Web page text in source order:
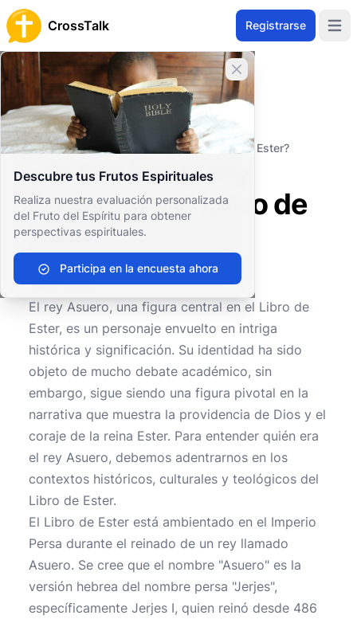
CrossTalk Registrarse
Cerrar banner
Descubre tus Frutos Espirituales
Realiza nuestra evaluación personalizada
del Fruto del Espíritu para obtener
perspectivas espirituales.
Participa en la encuesta ahora
Inicio
Archivo de Preguntas
Antiguo Testamento
Libros históricos
¿Quién fue el rey Asuero en el Libro de Ester?
¿Quién fue el rey
Asuero en el Libro de
Ester?
0 0 139
El rey Asuero, una figura central en el Libro de
Ester, es un personaje envuelto en intriga
histórica y significación. Su identidad ha sido
objeto de mucho debate académico, sin
embargo, sigue siendo una figura pivotal en la
narrativa que muestra la providencia de Dios y el
coraje de la reina Ester. Para entender quién era
el rey Asuero, debemos adentrarnos en los
contextos históricos, culturales y teológicos del
Libro de Ester.
El Libro de Ester está ambientado en el Imperio
Persa durante el reinado de un rey llamado
Asuero. Se cree que el nombre "Asuero" es la
versión hebrea del nombre persa "Jerjes",
específicamente Jerjes I, quien reinó desde 486